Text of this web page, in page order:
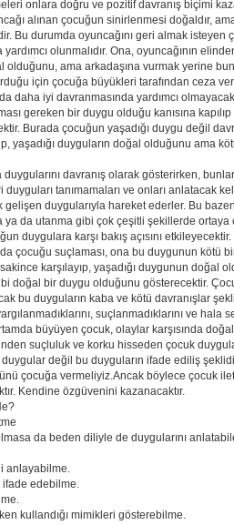
onlara doğru ve pozitif davranış biçimi
alınan çocuğun sinirlenmesi doğaldır,
Bu durumda oyuncağını geri almak isteyen
olunmalıdır. Ona, oyuncağının
olduğunu, ama arkadaşına vurmak yerine
için çocuğa büyükleri tarafından ceza
daha iyi davranmasında yardımcı
gereken bir duygu olduğu kanısına kapılıp
Burada çocuğun yaşadığı duygu değil
yaşadığı duyguların doğal olduğunu ama
duygularını davranış olarak gösterirken,
tanımamaları ve onları anlatacak
duygularıyla hareket ederler. Bu
da utanma gibi çok çeşitli şekillerde ortaya
duygulara karşı bakış açısını
çocuğu suçlaması, ona bu duygunun kötü
sakince karşılayıp, yaşadığı duygunun
doğal bir duygu olduğunu gösterecektir.
bu duyguların kaba ve kötü davranışlar
suçlanmadıklarını ve
büyüyen çocuk, olaylar karşısında
suçluluk ve korku hisseden çocuk
değil bu duyguların ifade ediliş
çocuğa vermeliyiz.Ancak böylece çocuk
Kendine özgüvenini kazanacaktır.
da beden diliyle de duygularını
anlayabilme.
edebilme.
kullandığı mimikleri gösterebilme.